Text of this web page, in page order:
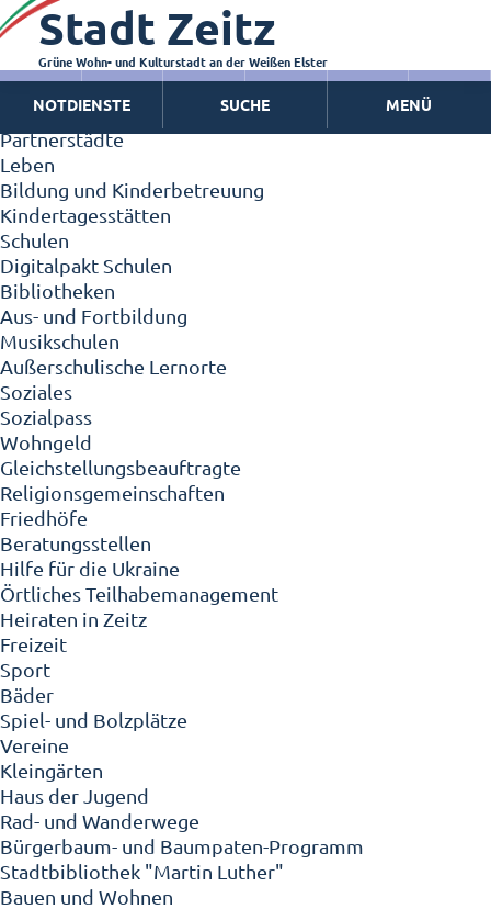
Zeitz - Die Kleinstadt
Willkommen in Zeitz!
Interview mit Oberbürgermeister Christian Thieme
Zeitz - Stadt der Zukunft
Ortschaften
Partnerstädte
Leben
Bildung und Kinderbetreuung
Kindertagesstätten
Schulen
Digitalpakt Schulen
Bibliotheken
Aus- und Fortbildung
Musikschulen
Außerschulische Lernorte
Soziales
Sozialpass
Wohngeld
Gleichstellungsbeauftragte
Religionsgemeinschaften
Friedhöfe
Beratungsstellen
Hilfe für die Ukraine
Örtliches Teilhabemanagement
Heiraten in Zeitz
Freizeit
Sport
Bäder
Spiel- und Bolzplätze
Vereine
Kleingärten
Haus der Jugend
Rad- und Wanderwege
Bürgerbaum- und Baumpaten-Programm
Stadtbibliothek "Martin Luther"
Bauen und Wohnen
Stadt Zeitz
Grüne Wohn- und Kulturstadt an der Weißen Elster
NOTDIENSTE SUCHE MENÜ